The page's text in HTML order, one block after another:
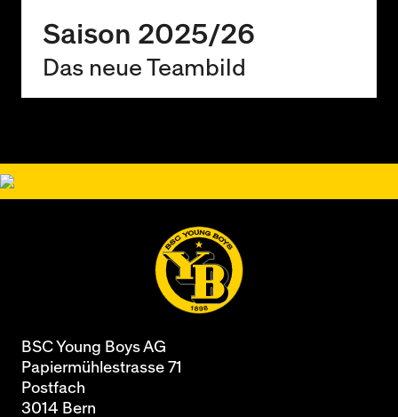
Saison 2025/26
Das neue Teambild
BSC Young Boys AG
Papiermühlestrasse 71
Postfach
3014 Bern